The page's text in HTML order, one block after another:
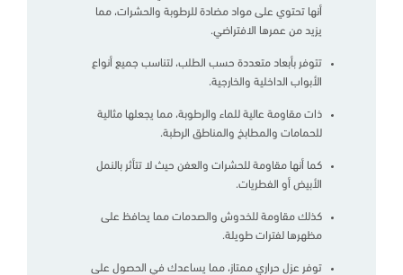
أنها تحتوي على مواد مضادة للرطوبة والحشرات، مما
يزيد من عمرها الافتراضي.
تتوفر بأبعاد متعددة حسب الطلب، لتناسب جميع أنواع
الأبواب الداخلية والخارجية.
ذات مقاومة عالية للماء والرطوبة، مما يجعلها مثالية
للحمامات والمطابخ والمناطق الرطبة.
كما أنها مقاومة للحشرات والعفن حيث لا تتأثر بالنمل
الأبيض أو الفطريات.
كذلك مقاومة للخدوش والصدمات مما يحافظ على
مظهرها لفترات طويلة.
توفر عزل حراري ممتاز، مما يساعدك في الحصول على